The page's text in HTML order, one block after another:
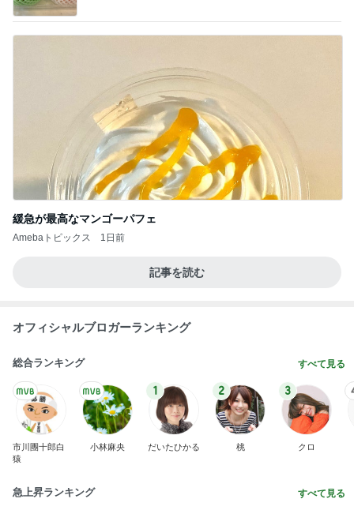
緩急が最高なマンゴーパフェ
Amebaトピックス 1日前
記事を読む
オフィシャルブロガーランキング
総合ランキング すべて見る
市川團十郎白
猿
小林麻央
1
だいたひかる
2
桃
3
クロ
急上昇ランキング すべて見る